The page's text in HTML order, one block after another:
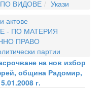
ВИДОВЕ
Укази
актове
- ПО МАТЕРИЯ
ПРАВО
партии
на нов избор
община Радомир,
г.